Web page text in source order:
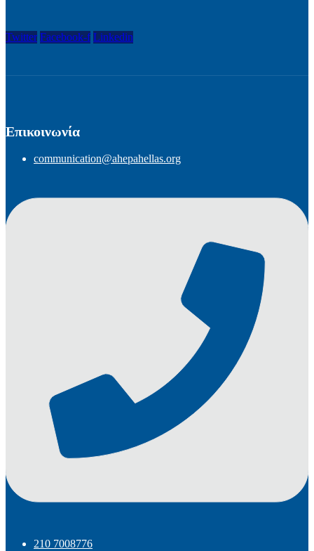
Twitter Facebook-f Linkedin
Επικοινωνία
communication@ahepahellas.org
210 7008776